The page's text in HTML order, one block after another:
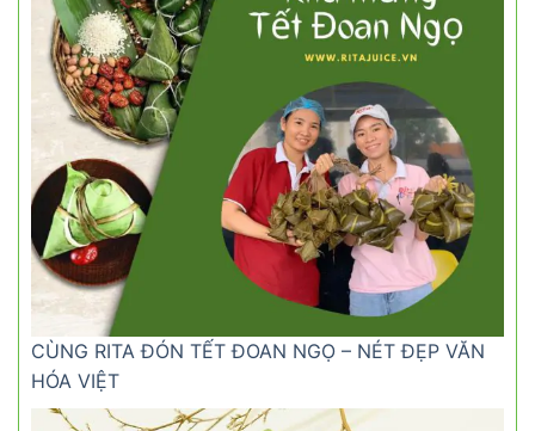
CÙNG RITA ĐÓN TẾT ĐOAN NGỌ – NÉT ĐẸP VĂN
HÓA VIỆT